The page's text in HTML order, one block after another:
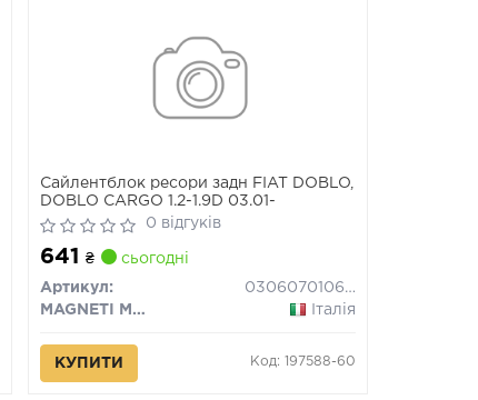
Сайлентблок ресори задн FIAT DOBLO,
DOBLO CARGO 1.2-1.9D 03.01-
0 відгуків
641₴ сьогодні
Артикул:
030607010684
MAGNETI MARELLI
Італія
КУПИТИ Код: 197588-60